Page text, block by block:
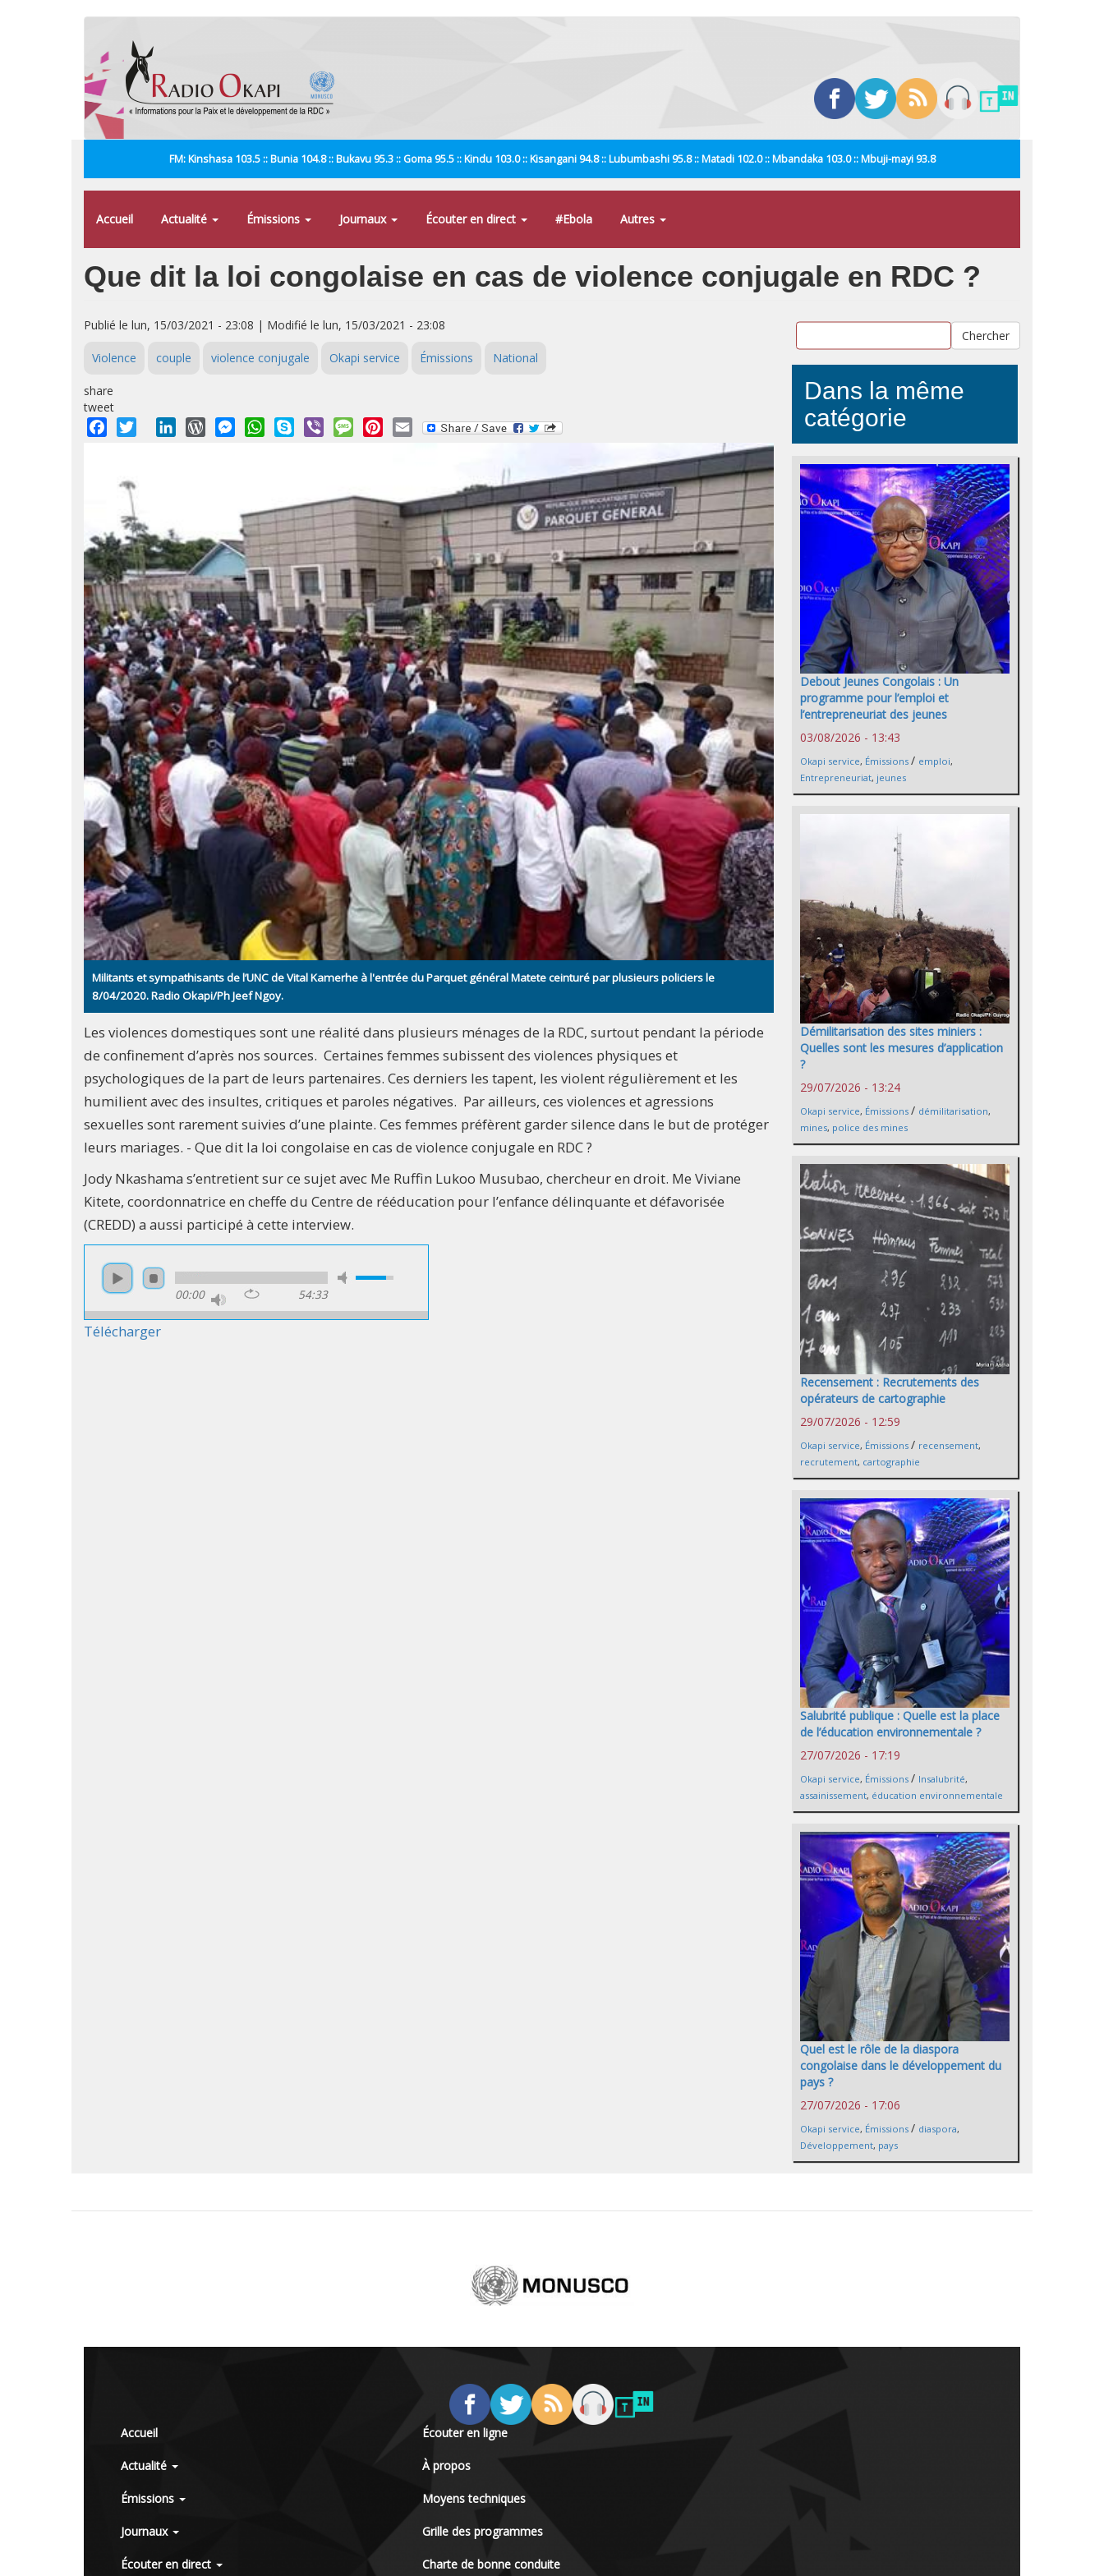
FM: Kinshasa 103.5 :: Bunia 104.8 :: Bukavu 95.3 :: Goma 95.5 :: Kindu 103.0 :: Kisangani 94.8 :: Lubumbashi 95.8 :: Matadi 102.0 :: Mbandaka 103.0 :: Mbuji-mayi 93.8
Accueil Actualité Émissions Journaux Écouter en direct #Ebola Autres
Que dit la loi congolaise en cas de violence conjugale en RDC ?
Publié le lun, 15/03/2021 - 23:08 | Modifié le lun, 15/03/2021 - 23:08
Violence couple violence conjugale Okapi service Émissions National
share
tweet
Facebook
Twitter LinkedInWordPressMessengerWhatsApp
Skype Viber MessagePinterest
Email
Militants et sympathisants de l’UNC de Vital Kamerhe à l'entrée du Parquet général Matete ceinturé par plusieurs policiers le
8/04/2020. Radio Okapi/Ph Jeef Ngoy.
Les violences domestiques sont une réalité dans plusieurs ménages de la RDC, surtout pendant la période
de confinement d’après nos sources. Certaines femmes subissent des violences physiques et
psychologiques de la part de leurs partenaires. Ces derniers les tapent, les violent régulièrement et les
humilient avec des insultes, critiques et paroles négatives. Par ailleurs, ces violences et agressions
sexuelles sont rarement suivies d’une plainte. Ces femmes préfèrent garder silence dans le but de protéger
leurs mariages. - Que dit la loi congolaise en cas de violence conjugale en RDC ?
Jody Nkashama s’entretient sur ce sujet avec Me Ruffin Lukoo Musubao, chercheur en droit. Me Viviane
Kitete, coordonnatrice en cheffe du Centre de rééducation pour l’enfance délinquante et défavorisée
(CREDD) a aussi participé à cette interview.
00:00 54:33
Télécharger
Chercher
Dans la même
catégorie
Debout Jeunes Congolais : Un
programme pour l’emploi et
l’entrepreneuriat des jeunes
03/08/2026 - 13:43
Okapi service, Émissions / emploi,
Entrepreneuriat, jeunes
Démilitarisation des sites miniers :
Quelles sont les mesures d’application
?
29/07/2026 - 13:24
Okapi service, Émissions / démilitarisation,
mines, police des mines
Recensement : Recrutements des
opérateurs de cartographie
29/07/2026 - 12:59
Okapi service, Émissions / recensement,
recrutement, cartographie
Salubrité publique : Quelle est la place
de l’éducation environnementale ?
27/07/2026 - 17:19
Okapi service, Émissions / Insalubrité,
assainissement, éducation environnementale
Quel est le rôle de la diaspora
congolaise dans le développement du
pays ?
27/07/2026 - 17:06
Okapi service, Émissions / diaspora,
Développement, pays
Accueil
Actualité
Émissions
Journaux
Écouter en direct
Écouter en ligne
À propos
Moyens techniques
Grille des programmes
Charte de bonne conduite